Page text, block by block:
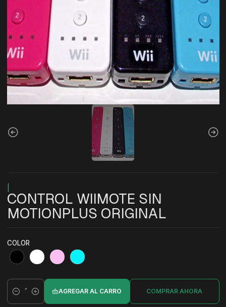
CONTROL WIIMOTE SIN
MOTIONPLUS ORIGINAL
COLOR
Cantidad
AGREGAR AL CARRO COMPRAR AHORA